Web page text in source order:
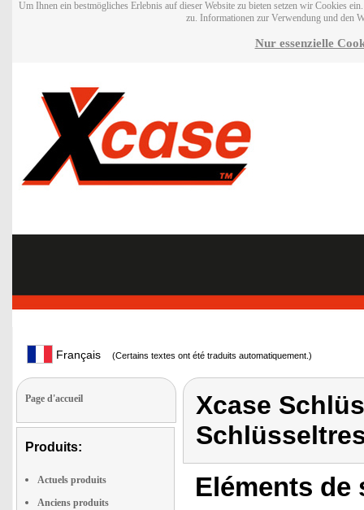
Um Ihnen ein bestmögliches Erlebnis auf dieser Website zu bieten setzen wir Cookies
zu. Informationen zur Verwendung und den
Nur essenzielle
Français (Certains textes ont été traduits automatiquement.)
Page d'accueil
Produits:
Actuels produits
Anciens produits
Xcase
Eléments